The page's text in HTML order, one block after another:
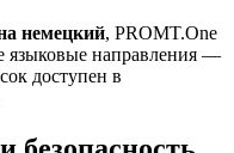
немецкий, PROMT.One
языковые направления —
доступен в